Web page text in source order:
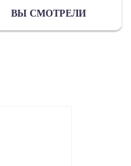
ВЫ СМОТРЕЛИ